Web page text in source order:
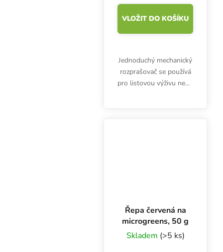
VLOŽIT DO KOŠÍKU
Jednoduchý mechanický
rozprašovač se používá
pro listovou výživu nebo
Řepa červená na
microgreens, 50 g
Skladem (>5 ks)